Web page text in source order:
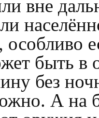
вне
особливо
быть в
без
А на